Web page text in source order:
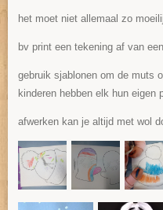
het moet niet allemaal zo
bv print een tekening af van
gebruik sjablonen om de muts
kinderen hebben elk hun eigen
afwerken kan je altijd met wol